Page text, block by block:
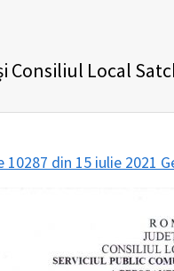
Consiliul Local
10287 din 15 iulie 2021